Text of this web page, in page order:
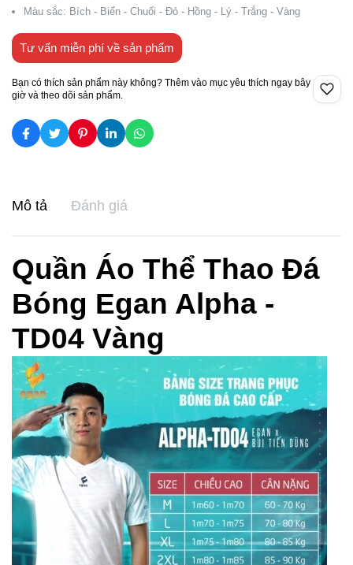
Màu sắc: Bích - Biển - Chuối - Đỏ - Hồng - Lý - Trắng - Vàng
Tư vấn miễn phí về sản phẩm
Bạn có thích sản phẩm này không? Thêm vào mục yêu thích ngay bây
giờ và theo dõi sản phẩm.
Mô tả Đánh giá
Quần Áo Thể Thao Đá
Bóng Egan Alpha -
TD04 Vàng